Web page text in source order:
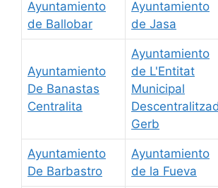
Ayuntamiento
de Ballobar
Ayuntamiento
de Jasa
Ayuntamiento
De Banastas
Centralita
Ayuntamiento
de L'Entitat
Municipal
Gerb
Ayuntamiento
De Barbastro
Ayuntamiento
de la Fueva